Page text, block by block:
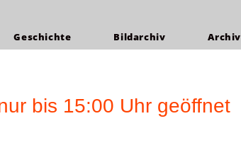
Geschichte Bildarchiv Archiv
bis 15:00 Uhr geöffnet